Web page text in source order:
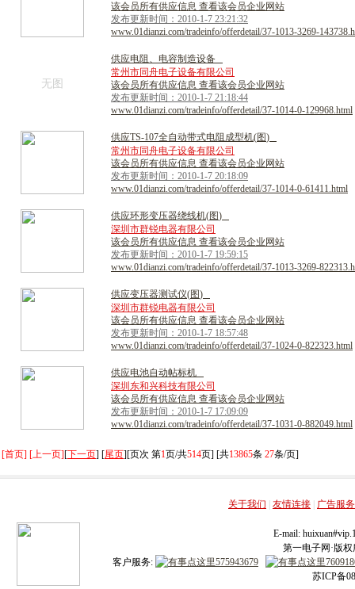
该会员所有供应信息 查看该会员企业网站
发布更新时间：2010-1-7 23:21:32
www.01dianzi.com/tradeinfo/offerdetail/37-1013-3269-
无图
供应电阻 、 电容制 造设备
常州市同舟电子设备有限公司
该会员所有供应信息 查看该会员企业网站
发布更新时间：2010-1-7 21:18:44
www.01dianzi.com/tradeinfo/offerdetail/37-1014-0-129968.html
供应TS-107全自动带式电阻 成型机(图)
常州市同舟电子设备有限公司
该会员所有供应信息 查看该会员企业网站
发布更新时间：2010-1-7 20:18:09
www.01dianzi.com/tradeinfo/offerdetail/37-1014-0-61411.html
供应环形变压器绕线机(图)
深圳市群锐电器有限公司
该会员所有供应信息 查看该会员企业网站
发布更新时间：2010-1-7 19:59:15
www.01dianzi.com/tradeinfo/offerdetail/37-1013-3269-
供应变压器测试仪(图)
深圳市群锐电器有限公司
该会员所有供应信息 查看该会员企业网站
发布更新时间：2010-1-7 18:57:48
www.01dianzi.com/tradeinfo/offerdetail/37-1024-0-822323.html
供应电池自动帖标机
深圳东和兴科技有限公司
该会员所有供应信息 查看该会员企业网站
发布更新时间：2010-1-7 17:09:09
www.01dianzi.com/tradeinfo/offerdetail/37-1031-0-882049.html
[首页] [上一页][下一页] [尾页][页次 第1页/共514页] [共13865条 27条/页]
关于我们 友情连接 广告服务
E-mail:
第一电子网·版权
客户服务:
苏ICP备